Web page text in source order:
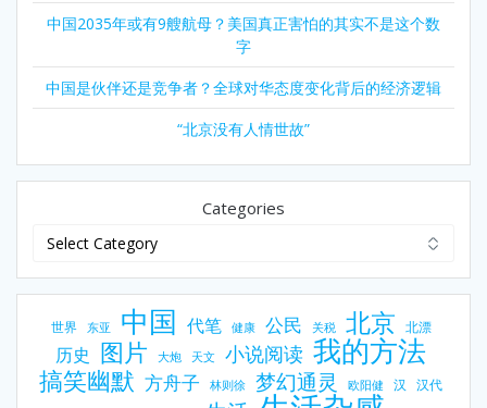
中国2035年或有9艘航母？美国真正害怕的其实不是这个数
字
中国是伙伴还是竞争者？全球对华态度变化背后的经济逻辑
“北京没有人情世故”
Categories
世界 东亚 中国 代笔 健康 公民 关税 北京 北漂
历史 图片 大炮 天文 小说阅读 我的方法
搞笑幽默 方舟子 林则徐 梦幻通灵 欧阳健 汉 汉代